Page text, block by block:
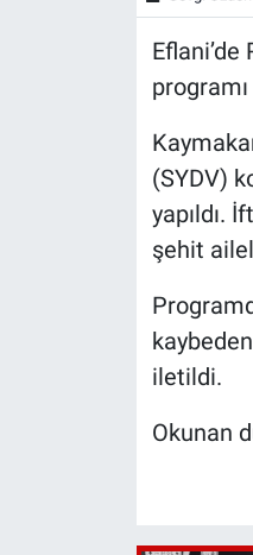
(SYDV)
yapıldı.
şehit
iletildi.
Okunan